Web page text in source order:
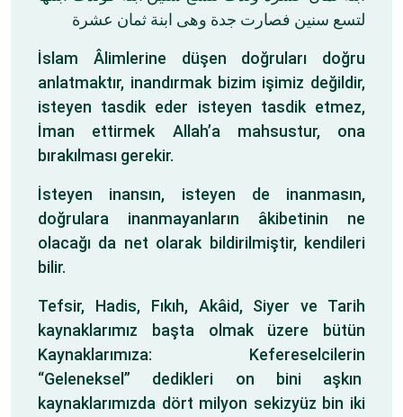
لتسع سنين فصارت جدة وهى ابنة ثمان عشرة
İslam Âlimlerine düşen doğruları doğru
anlatmaktır, inandırmak bizim işimiz değildir,
isteyen tasdik eder isteyen tasdik etmez,
İman ettirmek Allah’a mahsustur, ona
bırakılması gerekir.
İsteyen inansın, isteyen de inanmasın,
doğrulara inanmayanların âkibetinin ne
olacağı da net olarak bildirilmiştir, kendileri
bilir.
Tefsir, Hadis, Fıkıh, Akâid, Siyer ve Tarih
kaynaklarımız başta olmak üzere bütün
Kaynaklarımıza: Kefereselcilerin
“Geleneksel” dedikleri on bini aşkın
kaynaklarımızda dört milyon sekizyüz bin iki